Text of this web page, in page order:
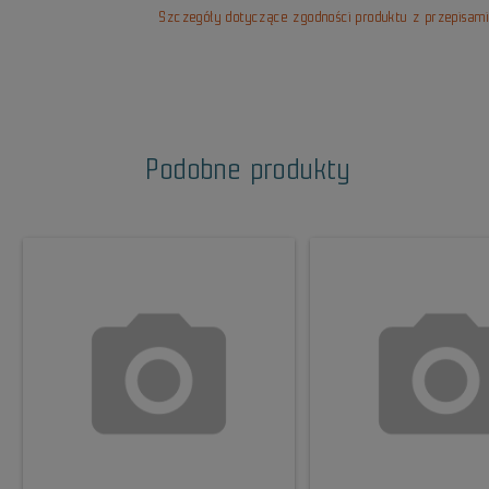
Szczegóły dotyczące zgodności produktu z przepisami
Podobne produkty